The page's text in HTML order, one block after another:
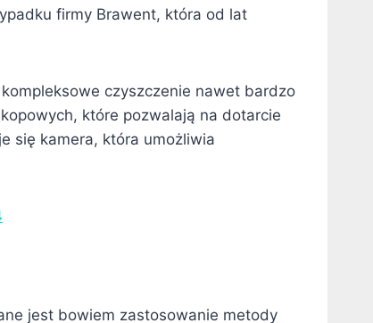
firmy Brawent, która od lat
czyszczenie nawet bardzo
które pozwalają na dotarcie
się kamera, która umożliwia
jest bowiem zastosowanie metody